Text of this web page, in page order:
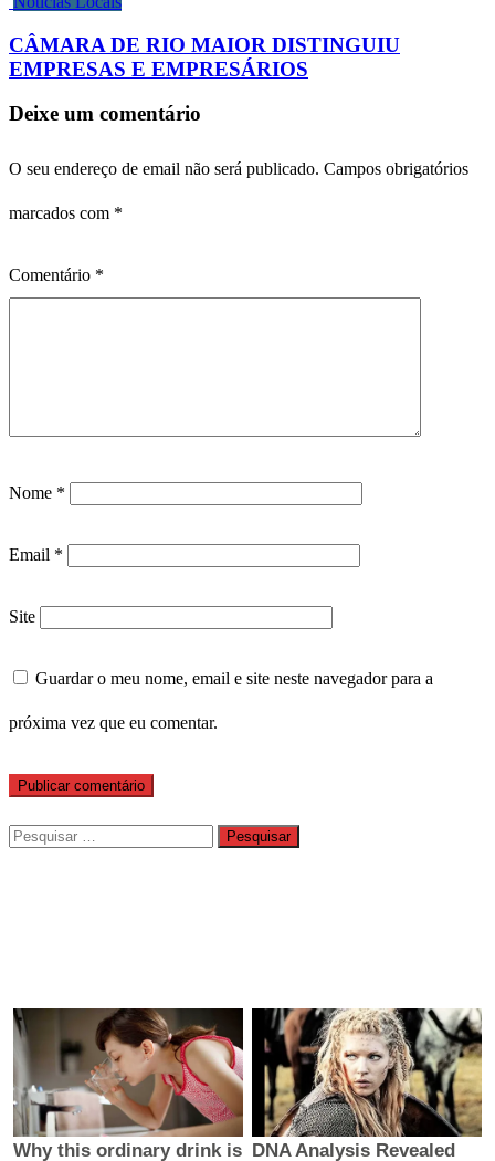
CÂMARA DE RIO MAIOR DISTINGUIU
EMPRESAS E EMPRESÁRIOS
Deixe um comentário
O seu endereço de email não será publicado. Campos obrigatórios
marcados com *
Comentário *
Nome *
Email *
Site
Guardar o meu nome, email e site neste navegador para a
próxima vez que eu comentar.
Pesquisar
por: